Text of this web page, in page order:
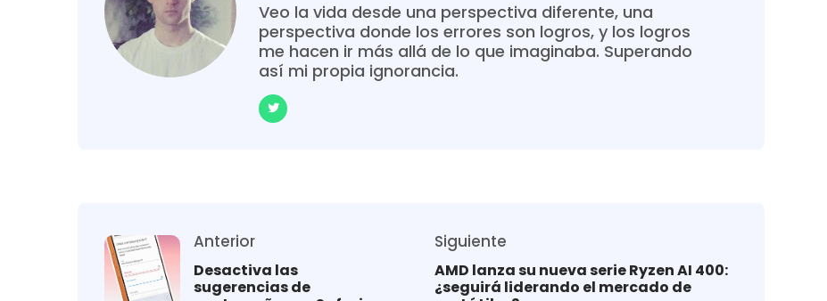
Veo la vida desde una perspectiva diferente, una
perspectiva donde los errores son logros, y los logros
me hacen ir más allá de lo que imaginaba. Superando
así mi propia ignorancia.
Anterior
Desactiva las
sugerencias de
Siguiente
AMD lanza su nueva serie Ryzen AI 400:
¿seguirá liderando el mercado de